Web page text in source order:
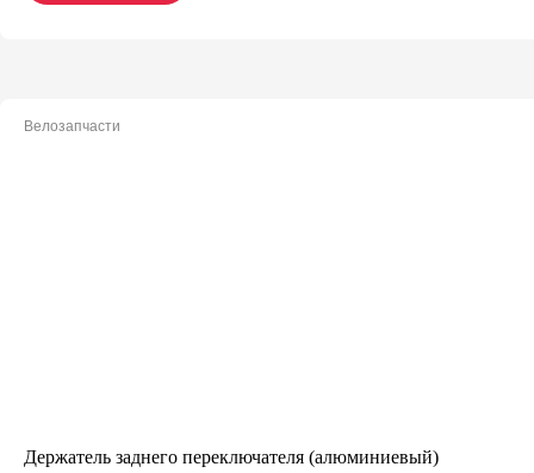
Велозапчасти
Держатель заднего переключателя (алюминиевый)